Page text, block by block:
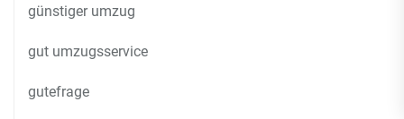
günstiger umzug
gut umzugsservice
gutefrage